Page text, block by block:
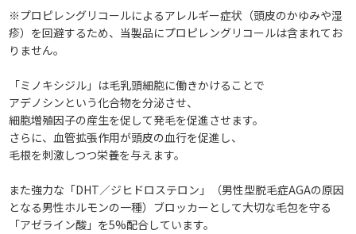
※プロピレングリコールによるアレルギー症状（頭皮のかゆみや湿
疹）を回避するため、当製品にプロピレングリコールは含まれてお
りません。
「ミノキシジル」は毛乳頭細胞に働きかけることで
アデノシンという化合物を分泌させ、
細胞増殖因子の産生を促して発毛を促進させます。
さらに、血管拡張作用が頭皮の血行を促進し、
毛根を刺激しつつ栄養を与えます。
また強力な「DHT／ジヒドロステロン」（男性型脱毛症AGAの原因
となる男性ホルモンの一種）ブロッカーとして大切な毛包を守る
「アゼライン酸」を5%配合しています。